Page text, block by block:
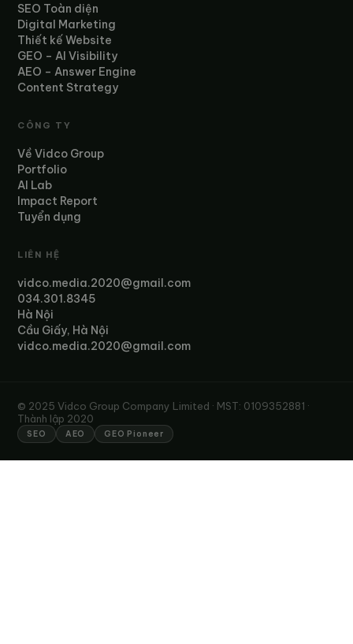
SEO Toàn diện
Digital Marketing
Thiết kế Website
GEO – AI Visibility
AEO – Answer Engine
Content Strategy
CÔNG TY
Về Vidco Group
Portfolio
AI Lab
Impact Report
Tuyển dụng
LIÊN HỆ
vidco.media.2020@gmail.com
034.301.8345
Hà Nội
Cầu Giấy, Hà Nội
vidco.media.2020@gmail.com
© 2025 Vidco Group Company Limited · MST: 0109352881 ·
Thành lập 2020
SEO AEO GEO Pioneer